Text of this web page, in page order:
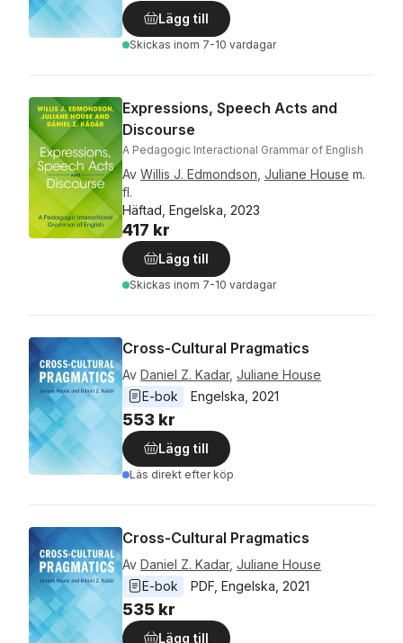
Lägg till
Skickas inom 7-10 vardagar
Expressions, Speech Acts and
Discourse
A Pedagogic Interactional Grammar of English
Av Willis J. Edmondson Juliane House m.
fl.
Häftad, Engelska, 2023
417 kr
Lägg till
Skickas inom 7-10 vardagar
Cross-Cultural Pragmatics
Av Daniel Z. Kadar, Juliane House
E-bok
Engelska 2021
553 kr
Lägg till
Läs direkt efter köp
Cross-Cultural Pragmatics
Av Daniel Z. Kadar, Juliane House
E-bok
PDF Engelska 2021
535 kr
Lägg till